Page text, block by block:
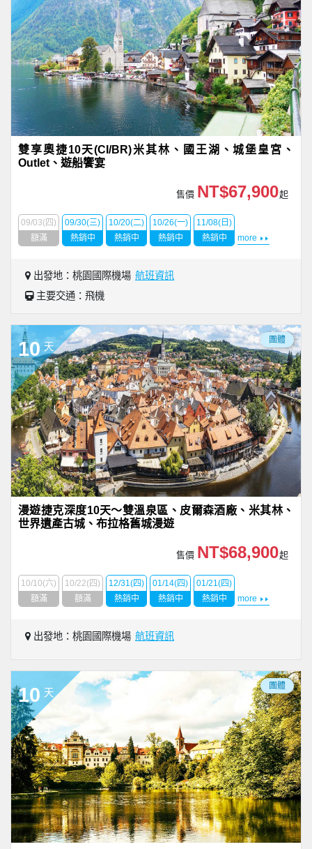
雙享奧捷10天(CI/BR)米其林、國王湖、城堡皇宮、
Outlet、遊船饗宴
售價 NT$67,900起
09/03(四)
額滿
09/30(三)
熱銷中
10/20(二)
熱銷中
10/26(一)
熱銷中
11/08(日)
熱銷中
more
出發地：桃園國際機場 航班資訊
主要交通：飛機
10 天
團體
漫遊捷克深度10天～雙溫泉區、皮爾森酒廠、米其林、
世界遺產古城、布拉格舊城漫遊
售價 NT$68,900起
10/10(六)
額滿
10/22(四)
額滿
12/31(四)
熱銷中
01/14(四)
熱銷中
01/21(四)
熱銷中
more
出發地：桃園國際機場 航班資訊
10 天
團體